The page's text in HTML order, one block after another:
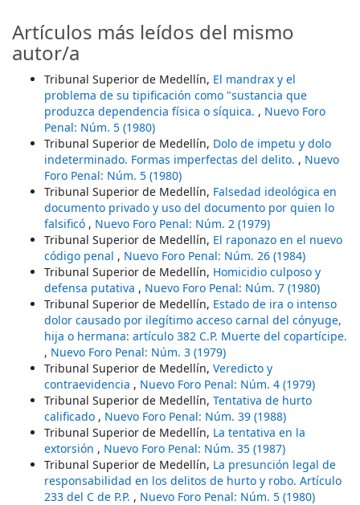
Artículos más leídos del mismo
autor/a
Tribunal Superior de Medellín, El mandrax y el
problema de su tipificación como "sustancia que
produzca dependencia física o síquica. , Nuevo Foro
Penal: Núm. 5 (1980)
Tribunal Superior de Medellín, Dolo de impetu y dolo
indeterminado. Formas imperfectas del delito. , Nuevo
Foro Penal: Núm. 5 (1980)
Tribunal Superior de Medellín, Falsedad ideológica en
documento privado y uso del documento por quien lo
falsificó , Nuevo Foro Penal: Núm. 2 (1979)
Tribunal Superior de Medellín, El raponazo en el nuevo
código penal , Nuevo Foro Penal: Núm. 26 (1984)
Tribunal Superior de Medellín, Homicidio culposo y
defensa putativa , Nuevo Foro Penal: Núm. 7 (1980)
Tribunal Superior de Medellín, Estado de ira o intenso
dolor causado por ilegítimo acceso carnal del cónyuge,
hija o hermana: artículo 382 C.P. Muerte del copartícipe.
, Nuevo Foro Penal: Núm. 3 (1979)
Tribunal Superior de Medellín, Veredicto y
contraevidencia , Nuevo Foro Penal: Núm. 4 (1979)
Tribunal Superior de Medellín, Tentativa de hurto
calificado , Nuevo Foro Penal: Núm. 39 (1988)
Tribunal Superior de Medellín, La tentativa en la
extorsión , Nuevo Foro Penal: Núm. 35 (1987)
Tribunal Superior de Medellín, La presunción legal de
responsabilidad en los delitos de hurto y robo. Artículo
233 del C de P.P. , Nuevo Foro Penal: Núm. 5 (1980)